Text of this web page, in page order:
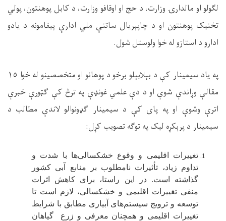
لګولو او مالدارۍ وزارت، د حج او اوقافو وزارت، د کابل پوهنتون، پولي
تخنیک پوهنتون او د چاپېریال ساتنې ملي ادارې پیغامونه د یادو
ادارو د استازو له خوا ولوستل شول.
په یاد سيمينار کې د بېلابېلو برخو د پوهانو اومتخصصینو
له خوا ١٥
مقالې وړاندې شوې او د دې علمي غونډې په ترڅ کې ګټورې خبرې
اترې وشوې او په پای کې د سیمینار ګډونوالو لاندې مطالب د
سیمینار د پرېکړه لیک په توګه تصویب کړل:
تغییرات اقلیمی و وقوع خشکسالی‌ها با شدت و
تداوم زیاد، تأثیرات نامطلوب بر منابع آبی کشور
گذاشته است. در این راستا، برای کاهش اثرات
منفی تغییرات اقلیمی و خشکسالی، لازم است تا
توسعه و ترویج سیستم‌های آبیاری مطابق با شرایط
تغییرات اقلیمی و همچنان معرفی و زرع گیاهان